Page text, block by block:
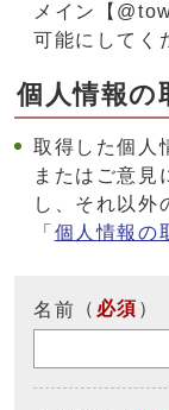
メイン【
可能にしてく
個人情報の
取得した個人
またはご意見
し、それ以外
「 個人情報の
名前 （ 必須 ）